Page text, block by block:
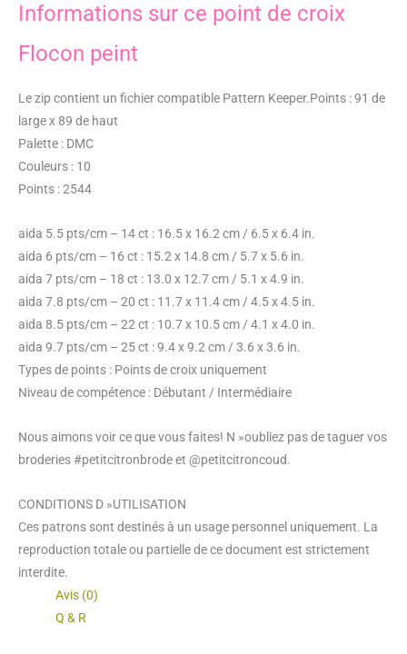
Informations sur ce point de croix
Flocon peint
Le zip contient un fichier compatible Pattern Keeper.Points : 91 de
large x 89 de haut
Palette : DMC
Couleurs : 10
Points : 2544
aida 5.5 pts/cm – 14 ct : 16.5 x 16.2 cm / 6.5 x 6.4 in.
aida 6 pts/cm – 16 ct : 15.2 x 14.8 cm / 5.7 x 5.6 in.
aida 7 pts/cm – 18 ct : 13.0 x 12.7 cm / 5.1 x 4.9 in.
aida 7.8 pts/cm – 20 ct : 11.7 x 11.4 cm / 4.5 x 4.5 in.
aida 8.5 pts/cm – 22 ct : 10.7 x 10.5 cm / 4.1 x 4.0 in.
aida 9.7 pts/cm – 25 ct : 9.4 x 9.2 cm / 3.6 x 3.6 in.
Types de points : Points de croix uniquement
Niveau de compétence : Débutant / Intermédiaire
Nous aimons voir ce que vous faites! N »oubliez pas de taguer vos
broderies #petitcitronbrode et @petitcitroncoud.
CONDITIONS D »UTILISATION
Ces patrons sont destinés à un usage personnel uniquement. La
reproduction totale ou partielle de ce document est strictement
interdite.
Avis (0)
Q & R